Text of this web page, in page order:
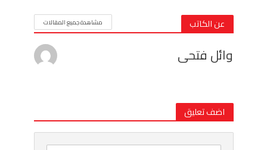
عن الكاتب مشاهدة جميع المقالات
وائل فتحى
اضف تعليق